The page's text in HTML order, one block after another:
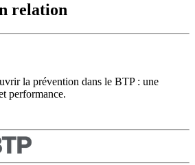
relation
la prévention dans le BTP : une
performance.